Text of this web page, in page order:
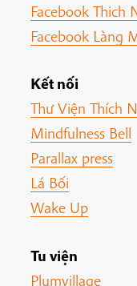
Facebook Thich
Facebook Làng
Kết nối
Thư Viện Thích
Mindfulness Bell
Parallax press
Lá Bối
Wake Up
Tu viện
Plumvillage